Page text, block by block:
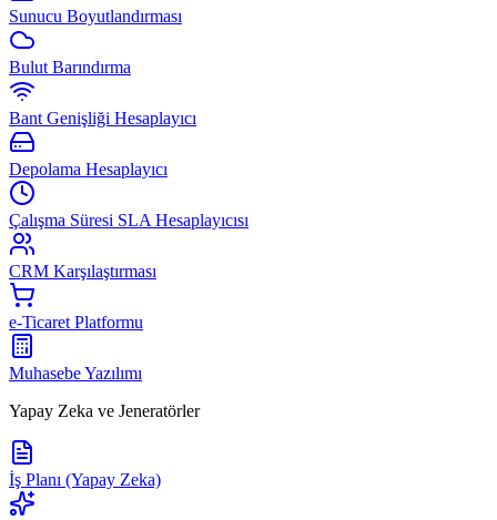
Sunucu Boyutlandırması
Bulut Barındırma
Bant Genişliği Hesaplayıcı
Depolama Hesaplayıcı
Çalışma Süresi SLA Hesaplayıcısı
CRM Karşılaştırması
e-Ticaret Platformu
Muhasebe Yazılımı
Yapay Zeka ve Jeneratörler
İş Planı (Yapay Zeka)